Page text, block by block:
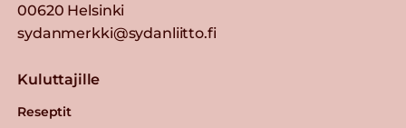
00620 Helsinki
sydanmerkki@sydanliitto.fi
Kuluttajille
Reseptit